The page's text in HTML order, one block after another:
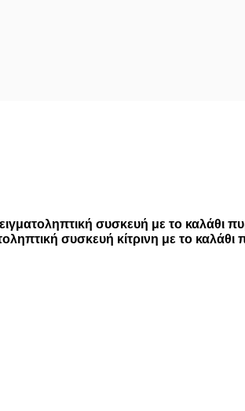
συσκευή με το καλάθι
συσκευή κίτρινη με το